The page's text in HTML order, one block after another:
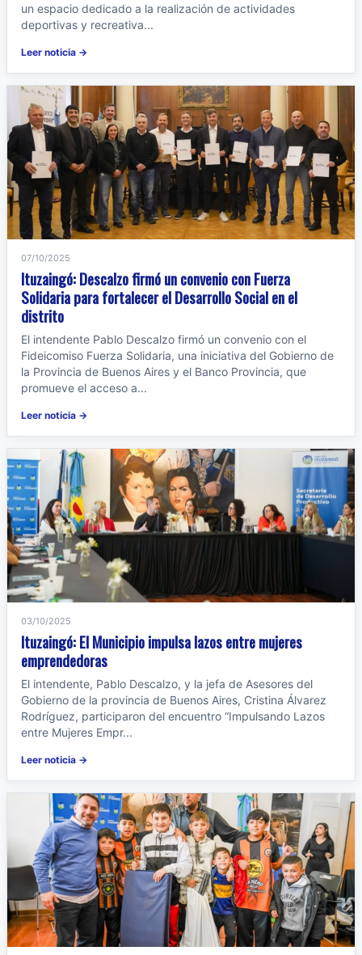
un espacio dedicado a la realización de actividades
deportivas y recreativa...
Leer noticia →
07/10/2025
Ituzaingó: Descalzo firmó un convenio con Fuerza
Solidaria para fortalecer el Desarrollo Social en el
distrito
El intendente Pablo Descalzo firmó un convenio con el
Fideicomiso Fuerza Solidaria, una iniciativa del Gobierno de
la Provincia de Buenos Aires y el Banco Provincia, que
promueve el acceso a...
Leer noticia →
03/10/2025
Ituzaingó: El Municipio impulsa lazos entre mujeres
emprendedoras
El intendente, Pablo Descalzo, y la jefa de Asesores del
Gobierno de la provincia de Buenos Aires, Cristina Álvarez
Rodríguez, participaron del encuentro “Impulsando Lazos
entre Mujeres Empr...
Leer noticia →